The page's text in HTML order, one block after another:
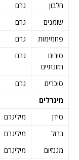
חלבון גרם
שומנים
גרם
פחמימות
גרם
סיבים
תזונתיים
גרם
סוכרים גרם
מינרלים
סידן
מיליגרם
ברזל
מיליגרם
מגנזיום
מיליגרם